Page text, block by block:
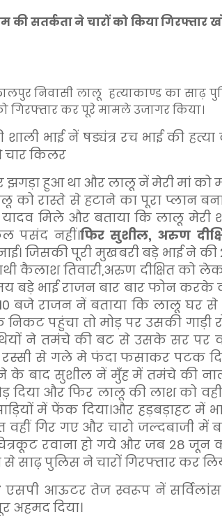
की सतर्कता ने चारों को किया गिरफ्तार
निवासी लालू हत्याकाण्ड का साढ़
गिरफ्तार कर पूरे मामले उजागर किया।
भाई नें षड्यंत्र रच भाई की
चार किलर
हुआ था और लालू नें मेरी मां को
को रास्ते से हटाने का पूरा प्लान बना
मिले और बताया कि लालू मेरी
पसंद नहीं।फिर सुशील, अरुण
जिसकी पूरी मुखबरी बड़े भाई ने
कैलाश तिवारी,अरुण दीक्षित को
बड़े भाई राजन बार बार फोन करके
बजे राजन नें बताया कि लालू घर
पहुंचा तो मोड़ पर उसकी गाड़ी
ने तमंचे की बट से उसके सर पर
से गले मे फंदा फसाकर पटक
के बाद सुशील नें मुँह में तमंचे की
दिया और फिर लालू की लाश को
में फेंक दिया।और हड़बड़ाहट में
गिर गए और चारो जल्दबाजी में
रवाना हो गये और जब 28 जून
साढ़ पुलिस ने चारों गिरफ्तार कर
एसपी आऊटर तेज स्वरूप नें सर्विलांस
अहमद दिया।